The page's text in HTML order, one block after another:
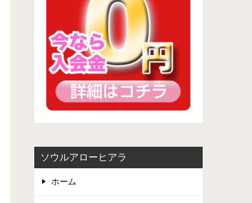
ソウルアローヒアラ
ホーム